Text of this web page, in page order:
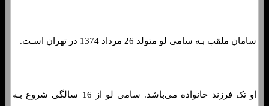
سامان ملقب بـه سامی لو متولد 26 مرداد 1374 در تهران اسـت.
او تک فرزند خانواده می‌باشد. سامی لو از 16 سالگی شروع بـه